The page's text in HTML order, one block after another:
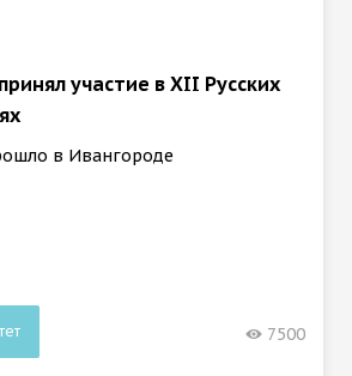
участие в ХII Русских
в Ивангороде
7500